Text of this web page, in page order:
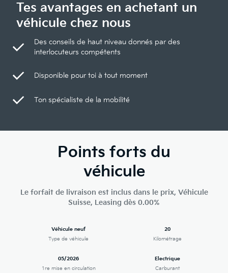
Tes avantages en achetant un
véhicule chez nous
Des conseils de haut niveau donnés par des
interlocuteurs compétents
Disponible pour toi à tout moment
Ton spécialiste de la mobilité
Points forts du
véhicule
Le forfait de livraison est inclus dans le prix, Véhicule
Suisse, Leasing dès 0.00%
Véhicule neuf
Type de véhicule
20
Kilométrage
05/2026
1re mise en circulation
Electrique
Carburant